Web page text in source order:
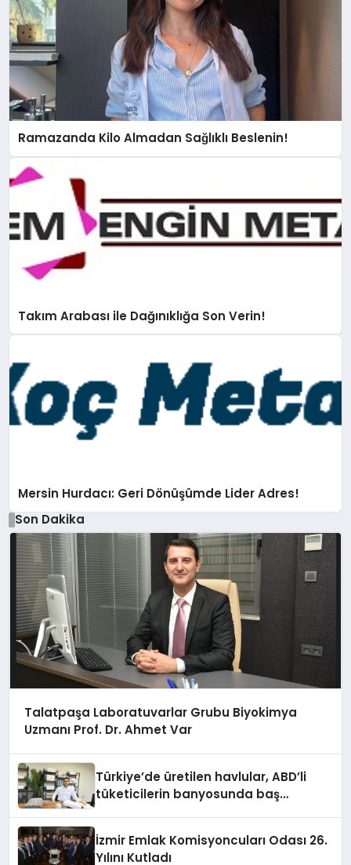
Ramazanda Kilo Almadan Sağlıklı Beslenin!
Takım Arabası ile Dağınıklığa Son Verin!
Mersin Hurdacı: Geri Dönüşümde Lider Adres!
Son Dakika
Talatpaşa Laboratuvarlar Grubu Biyokimya
Uzmanı Prof. Dr. Ahmet Var
Türkiye’de üretilen havlular, ABD’li
tüketicilerin banyosunda baş
İzmir Emlak Komisyoncuları Odası 26.
Yılını Kutladı